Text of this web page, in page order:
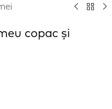
copac și